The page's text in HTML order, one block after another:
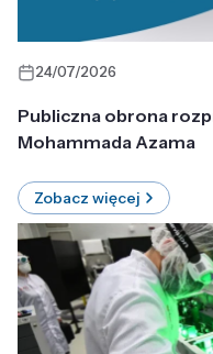
24/07/2026
Publiczna obrona
Mohammada Azama
Zobacz więcej